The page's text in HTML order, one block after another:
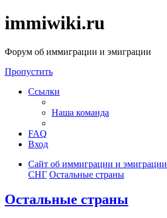
immiwiki.ru
Форум об иммиграции и эмиграции
Пропустить
Ссылки
Наша команда
FAQ
Вход
Сайт об иммиграции и эмиграции
СНГ Остальные страны
Остальные страны